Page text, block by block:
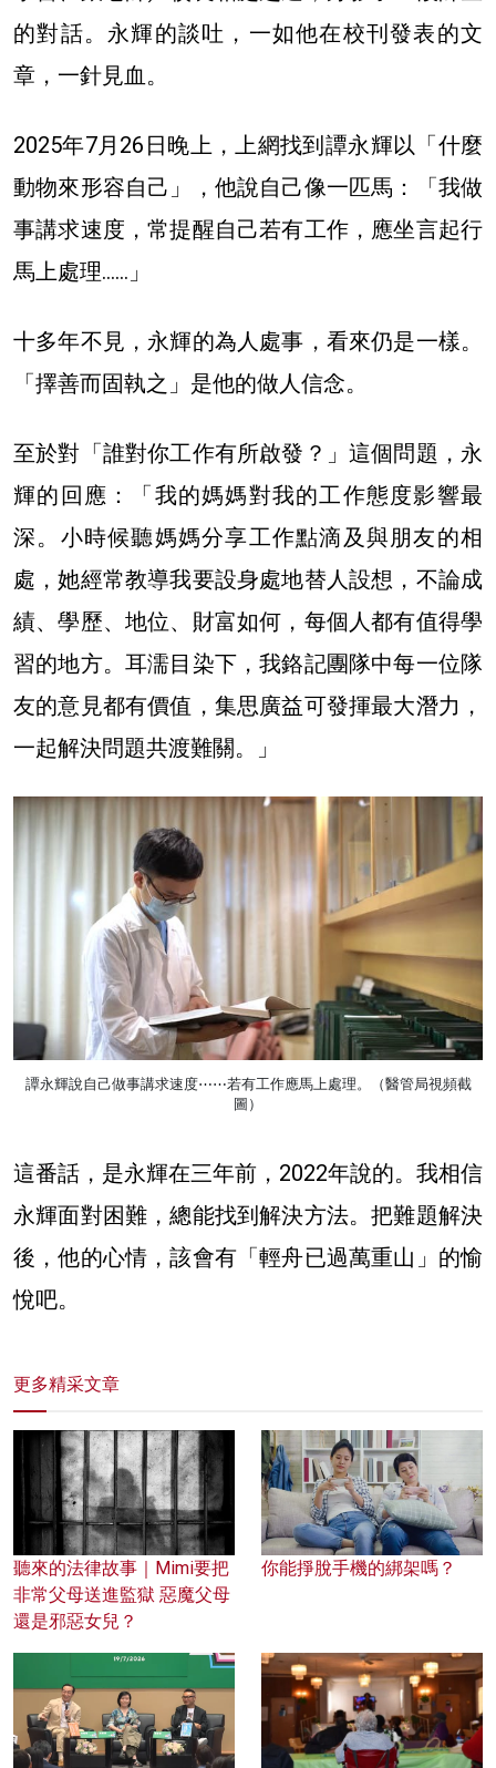
的對話。永輝的談吐，一如他在校刊發表的文
章，一針見血。
2025年7月26日晚上，上網找到譚永輝以「什麼
動物來形容自己」，他說自己像一匹馬：「我做
事講求速度，常提醒自己若有工作，應坐言起行
馬上處理……」
十多年不見，永輝的為人處事，看來仍是一樣。
「擇善而固執之」是他的做人信念。
至於對「誰對你工作有所啟發？」這個問題，永
輝的回應：「我的媽媽對我的工作態度影響最
深。小時候聽媽媽分享工作點滴及與朋友的相
處，她經常教導我要設身處地替人設想，不論成
績、學歷、地位、財富如何，每個人都有值得學
習的地方。耳濡目染下，我鉻記團隊中每一位隊
友的意見都有價值，集思廣益可發揮最大潛力，
一起解決問題共渡難關。」
譚永輝說自己做事講求速度⋯⋯若有工作應馬上處理。（醫管局視頻截
圖）
這番話，是永輝在三年前，2022年說的。我相信
永輝面對困難，總能找到解決方法。把難題解決
後，他的心情，該會有「輕舟已過萬重山」的愉
悅吧。
更多精采文章
聽來的法律故事｜Mimi要把
非常父母送進監獄 惡魔父母
還是邪惡女兒？
你能掙脫手機的綁架嗎？